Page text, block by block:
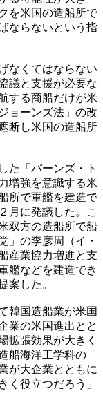
を米国の造船所で
ならないという指
なくてはならない
議と支援が必要な
する商船だけが米
ョーンズ法」の改
断し米国の造船所
た「バーンズ・ト
増強を意識する米
所で軍艦を建造で
月に発議した。こ
双方の造船所で船
」の李彦周（イ・
産業協力増進と支
艦などを建造でき
案した。
韓国造船業が米国
業の米国進出とと
拡張効果が大きく
船海洋工学科の
が大企業とともに
く役立つだろう」